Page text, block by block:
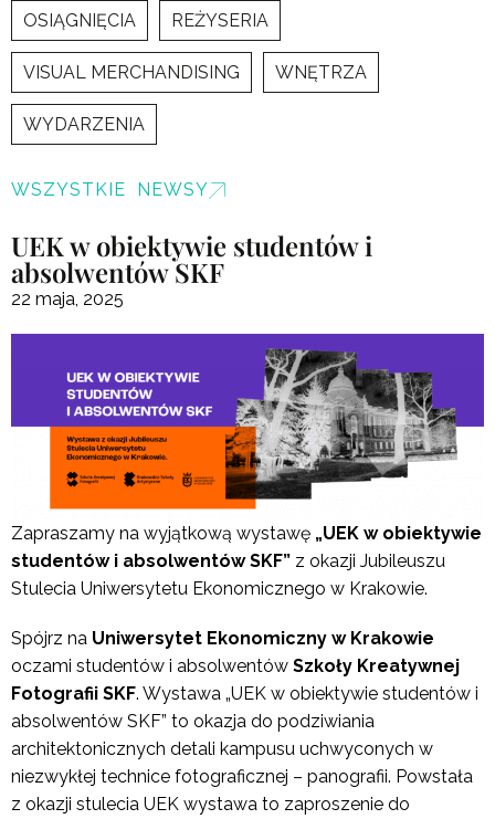
OSIĄGNIĘCIA REŻYSERIA
VISUAL MERCHANDISING WNĘTRZA
WYDARZENIA
WSZYSTKIE NEWSY
UEK w obiektywie studentów i
absolwentów SKF
22 maja, 2025
Zapraszamy na wyjątkową wystawę „UEK w obiektywie
studentów i absolwentów SKF” z okazji Jubileuszu
Stulecia Uniwersytetu Ekonomicznego w Krakowie.
Spójrz na Uniwersytet Ekonomiczny w Krakowie
oczami studentów i absolwentów Szkoły Kreatywnej
Fotografii SKF. Wystawa „UEK w obiektywie studentów i
absolwentów SKF” to okazja do podziwiania
architektonicznych detali kampusu uchwyconych w
niezwykłej technice fotograficznej – panografii. Powstała
z okazji stulecia UEK wystawa to zaproszenie do